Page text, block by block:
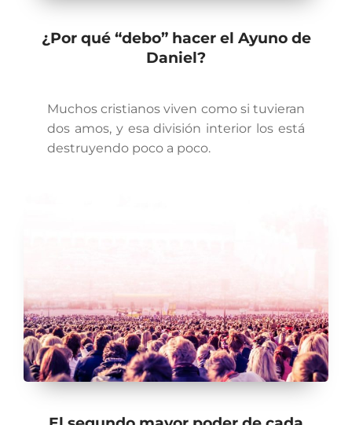
¿Por qué “debo” hacer el Ayuno de
Daniel?
Muchos cristianos viven como si tuvieran
dos amos, y esa división interior los está
destruyendo poco a poco.